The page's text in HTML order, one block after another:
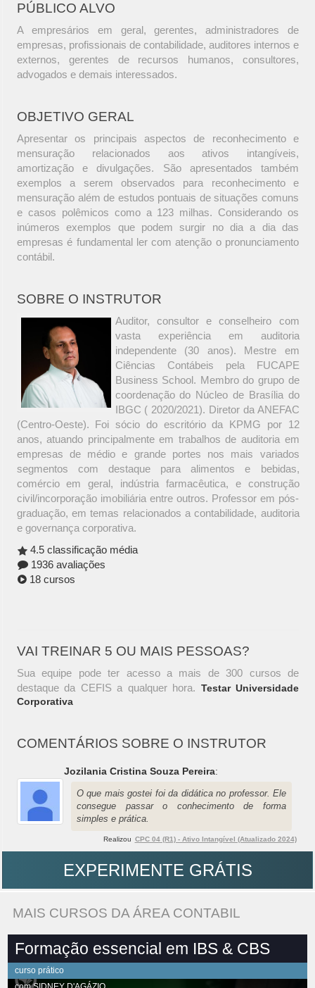
PÚBLICO ALVO
A empresários em geral, gerentes, administradores de
empresas, profissionais de contabilidade, auditores internos e
externos, gerentes de recursos humanos, consultores,
advogados e demais interessados.
OBJETIVO GERAL
Apresentar os principais aspectos de reconhecimento e
mensuração relacionados aos ativos intangíveis,
amortização e divulgações. São apresentados também
exemplos a serem observados para reconhecimento e
mensuração além de estudos pontuais de situações comuns
e casos polêmicos como a 123 milhas. Considerando os
inúmeros exemplos que podem surgir no dia a dia das
empresas é fundamental ler com atenção o pronunciamento
contábil.
SOBRE O INSTRUTOR
Auditor, consultor e conselheiro com
vasta experiência em auditoria
independente (30 anos). Mestre em
Ciências Contábeis pela FUCAPE
Business School. Membro do grupo de
coordenação do Núcleo de Brasília do
IBGC ( 2020/2021). Diretor da ANEFAC
(Centro-Oeste). Foi sócio do escritório da KPMG por 12
anos, atuando principalmente em trabalhos de auditoria em
empresas de médio e grande portes nos mais variados
segmentos com destaque para alimentos e bebidas,
comércio em geral, indústria farmacêutica, e construção
civil/incorporação imobiliária entre outros. Professor em pós-
graduação, em temas relacionados a contabilidade, auditoria
e governança corporativa.
4.5 classificação média
1936 avaliações
18 cursos
VAI TREINAR 5 OU MAIS PESSOAS?
Sua equipe pode ter acesso a mais de 300 cursos de
destaque da CEFIS a qualquer hora. Testar Universidade
Corporativa
COMENTÁRIOS SOBRE O INSTRUTOR
Jozilania Cristina Souza Pereira:
O que mais gostei foi da didática no professor. Ele
consegue passar o conhecimento de forma
simples e prática.
Realizou CPC 04 (R1) - Ativo Intangível (Atualizado 2024)
EXPERIMENTE GRÁTIS
MAIS CURSOS DA ÁREA CONTABIL
Formação essencial em IBS & CBS
curso prático